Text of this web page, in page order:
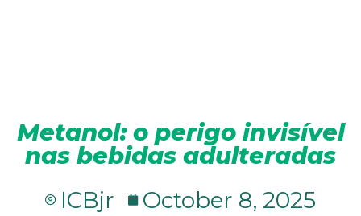
Metanol: o perigo invisível
nas bebidas adulteradas
ICBjr
October 8, 2025